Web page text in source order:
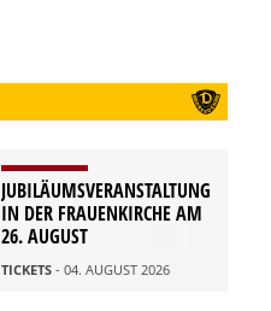
JUBILÄUMSVERANSTALTUNG
IN DER FRAUENKIRCHE AM
26. AUGUST
TICKETS - 04. AUGUST 2026